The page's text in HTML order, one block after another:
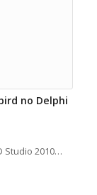
no Delphi
Studio 2010…